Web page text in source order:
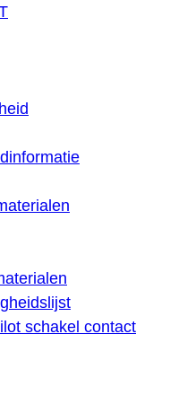
schakel contact